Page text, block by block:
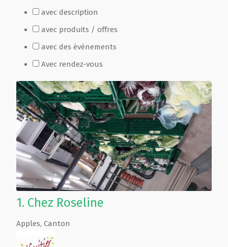
avec description
avec produits / offres
avec des événements
Avec rendez-vous
1. Chez Roseline
Apples, Canton